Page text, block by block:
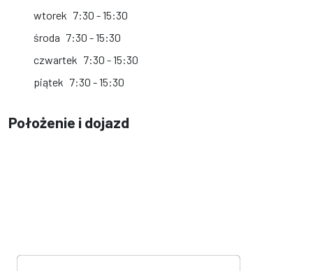
wtorek 7:30 - 15:30
środa 7:30 - 15:30
czwartek 7:30 - 15:30
piątek 7:30 - 15:30
Położenie i dojazd